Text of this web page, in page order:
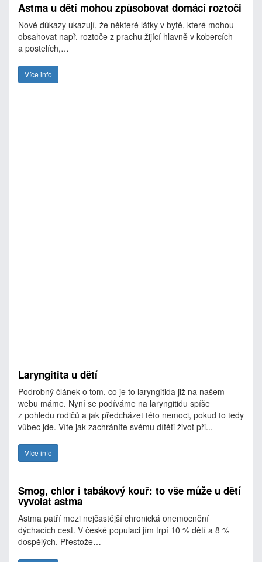
Astma u dětí mohou způsobovat domácí roztoči
Nové důkazy ukazují, že některé látky v bytě, které mohou
obsahovat např. roztoče z prachu žijící hlavně v kobercích
a postelích,…
Více info
Laryngitita u dětí
Podrobný článek o tom, co je to laryngitida již na našem
webu máme. Nyní se podíváme na laryngitidu spíše
z pohledu rodičů a jak předcházet této nemoci, pokud to tedy
vůbec jde. Víte jak zachráníte svému dítěti život při...
Více info
Smog, chlor i tabákový kouř: to vše může u dětí
vyvolat astma
Astma patří mezi nejčastější chronická onemocnění
dýchacích cest. V české populaci jím trpí 10 % dětí a 8 %
dospělých. Přestože…